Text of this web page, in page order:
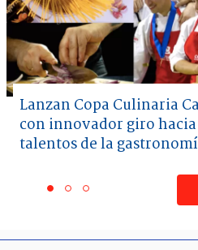
Lanzan Copa Culinaria
con innovador giro
talentos de la
itemitemitem